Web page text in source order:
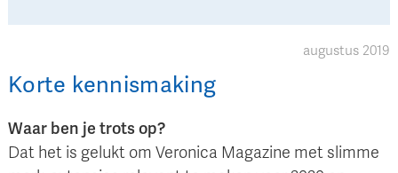
augustus 2019
Korte kennismaking
Waar ben je trots op?
Dat het is gelukt om Veronica Magazine met slimme